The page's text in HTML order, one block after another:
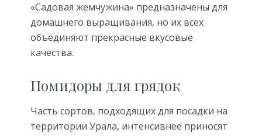
«Садовая жемчужина» предназначены для
домашнего выращивания, но их всех
объединяют прекрасные вкусовые
качества.
Помидоры для грядок
Часть сортов, подходящих для посадки на
территории Урала, интенсивнее приносят